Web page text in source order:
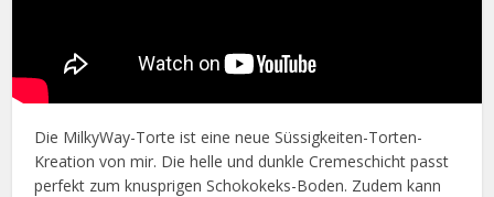
Die MilkyWay-Torte ist eine neue Süssigkeiten-Torten-
Kreation von mir. Die helle und dunkle Cremeschicht passt
perfekt zum knusprigen Schokokeks-Boden. Zudem kann